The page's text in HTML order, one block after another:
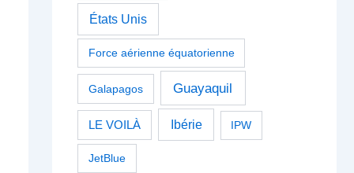
États Unis
Force aérienne équatorienne
Galapagos Guayaquil
LE VOILÀ Ibérie IPW
JetBlue